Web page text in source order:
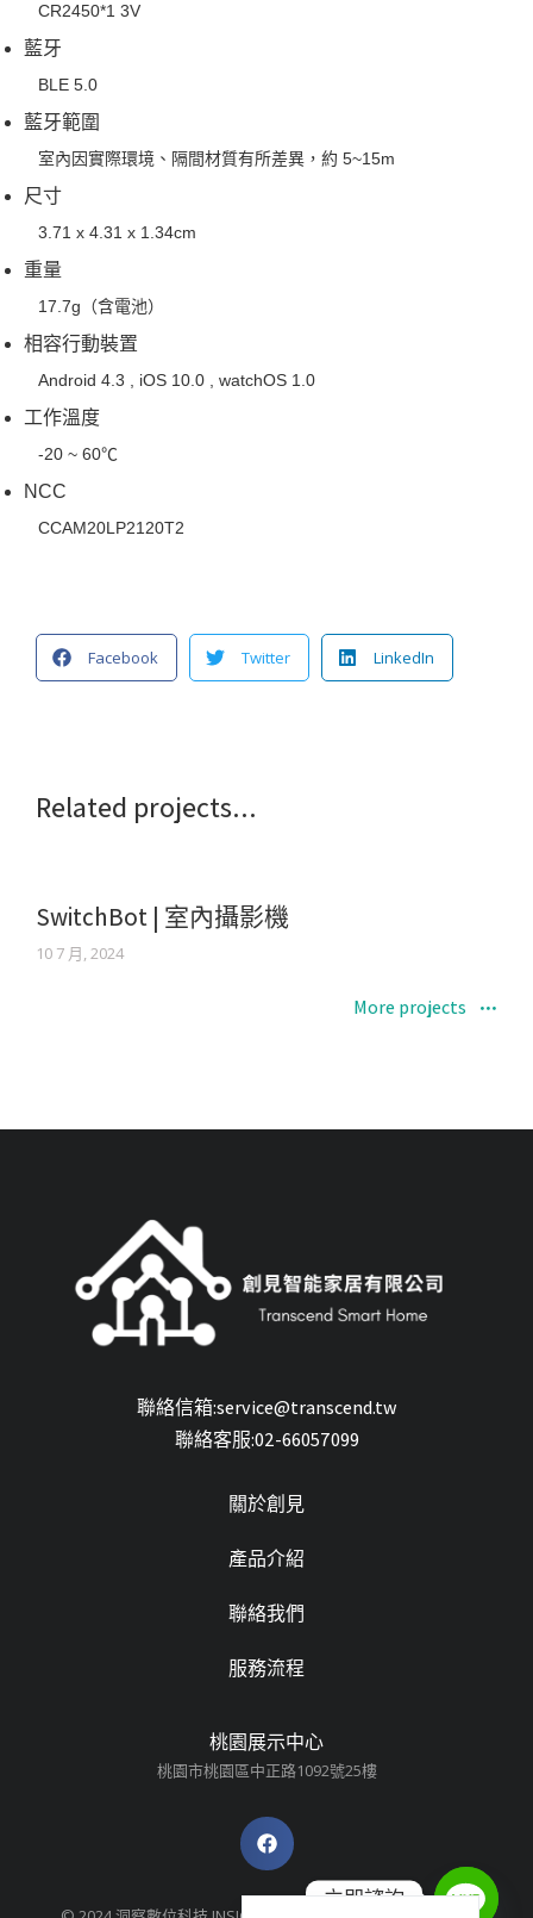
CR2450*1 3V
藍牙
BLE 5.0
藍牙範圍
室內因實際環境、隔間材質有所差異，約 5~15m
尺寸
3.71 x 4.31 x 1.34cm
重量
17.7g（含電池）
相容行動裝置
Android 4.3 , iOS 10.0 , watchOS 1.0
工作溫度
-20 ~ 60℃
NCC
CCAM20LP2120T2
Facebook Twitter LinkedIn
Related projects...
SwitchBot | 室內攝影機
10 7 月, 2024
More projects
聯絡信箱:service@transcend.tw
聯絡客服:02-66057099
關於創見
產品介紹
聯絡我們
服務流程
桃園展示中心
桃園市桃園區中正路1092號25樓
立即諮詢